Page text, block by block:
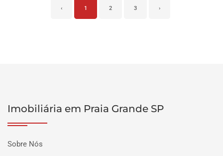
‹ 1 2 3 ›
Imobiliária em Praia Grande SP
Sobre Nós